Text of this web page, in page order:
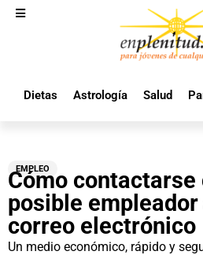
Dietas Astrología Salud
EMPLEO
Cómo contactarse
posible
correo electrónico
Un medio económico, rápido y